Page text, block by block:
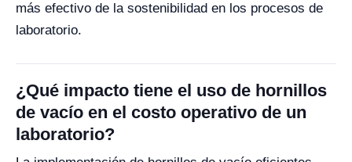
más efectivo de la sostenibilidad en los procesos de
laboratorio.
¿Qué impacto tiene el uso de hornillos
de vacío en el costo operativo de un
laboratorio?